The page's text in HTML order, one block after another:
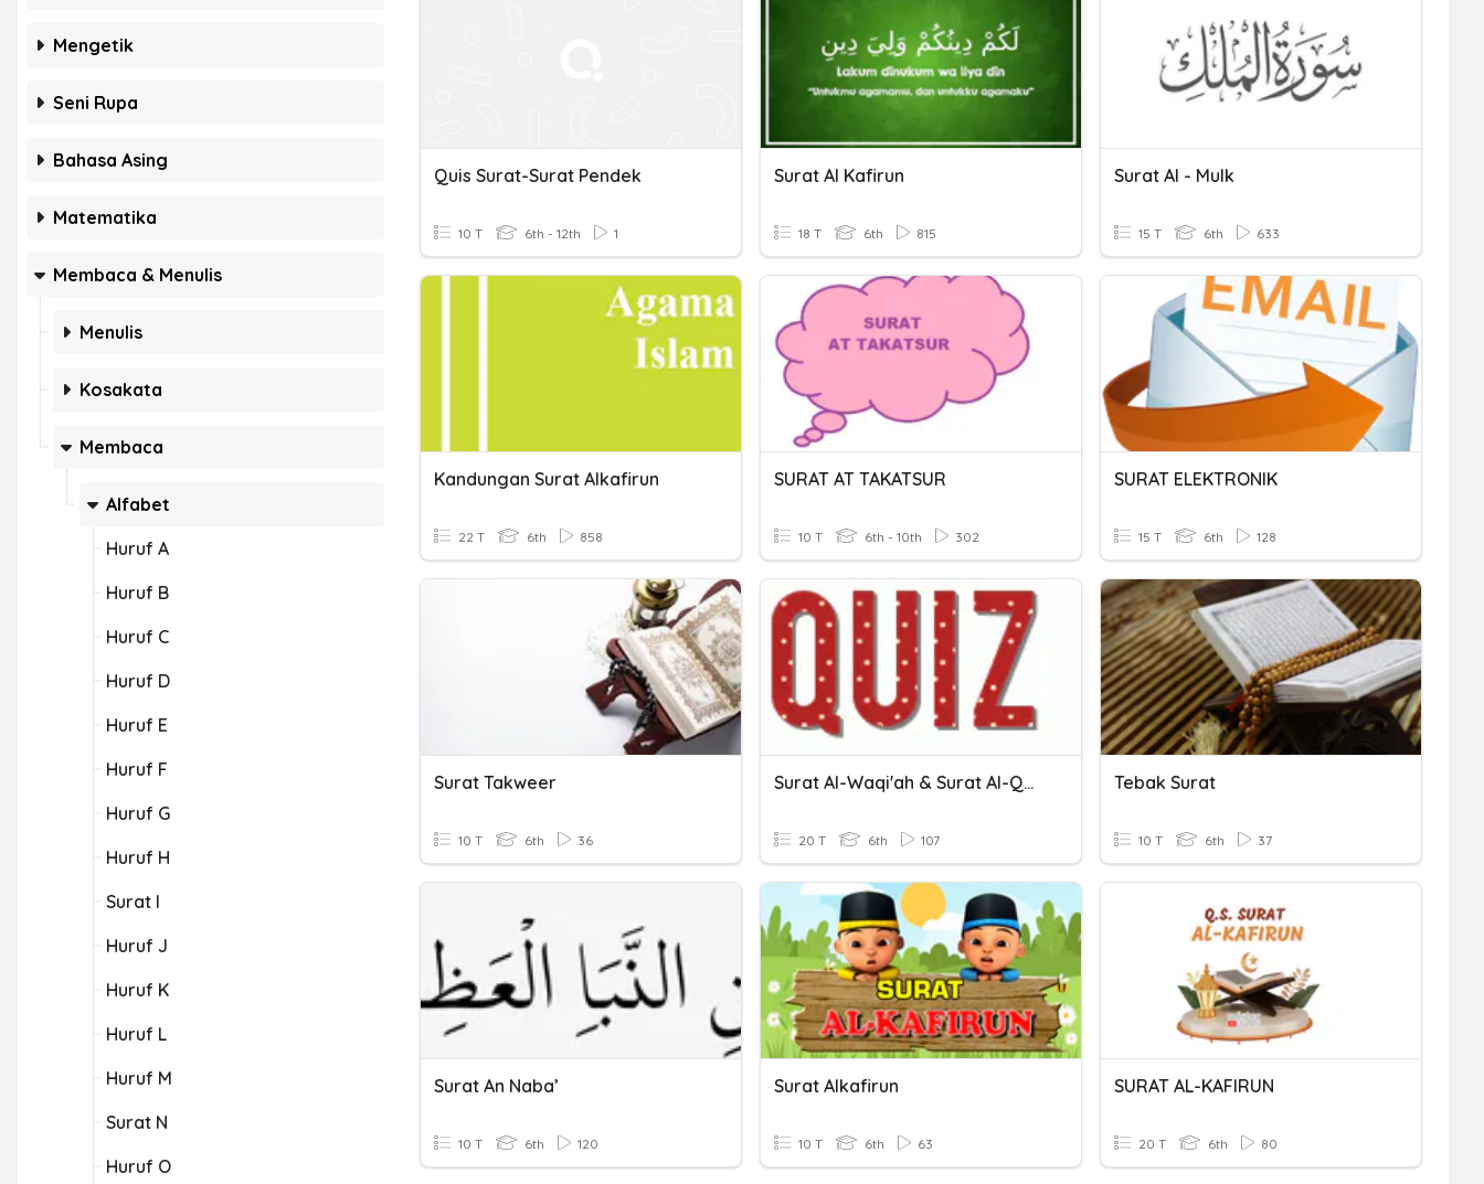
Mengetik
Seni Rupa
Bahasa Asing
Matematika
Membaca & Menulis
Menulis
Kosakata
Membaca
Alfabet
Huruf A
Huruf B
Huruf C
Huruf D
Huruf E
Huruf F
Huruf G
Huruf H
Surat I
Huruf J
Huruf K
Huruf L
Huruf M
Surat N
Huruf O
Quis Surat-Surat Pendek
10 T 6th - 12th 1
Surat Al Kafirun
18 T 6th 815
Surat Al - Mulk
15 T 6th 633
Kandungan Surat Alkafirun
22 T 6th 858
SURAT AT TAKATSUR
10 T 6th - 10th 302
SURAT ELEKTRONIK
15 T 6th 128
Surat Takweer
10 T 6th 36
Surat Al-Waqi'ah & Surat Al-Qalam
20 T 6th 107
Tebak Surat
10 T 6th 37
Surat An Naba’
10 T 6th 120
Surat Alkafirun
10 T 6th 63
SURAT AL-KAFIRUN
20 T 6th 80